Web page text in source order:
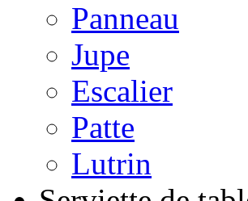
Panneau
Jupe
Escalier
Patte
Lutrin